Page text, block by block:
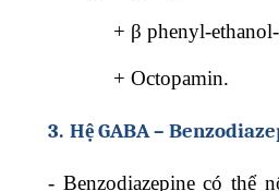
+ β phenyl-
+ Octopamin.
3. Hệ GABA –
- Benzodiazepine có thể